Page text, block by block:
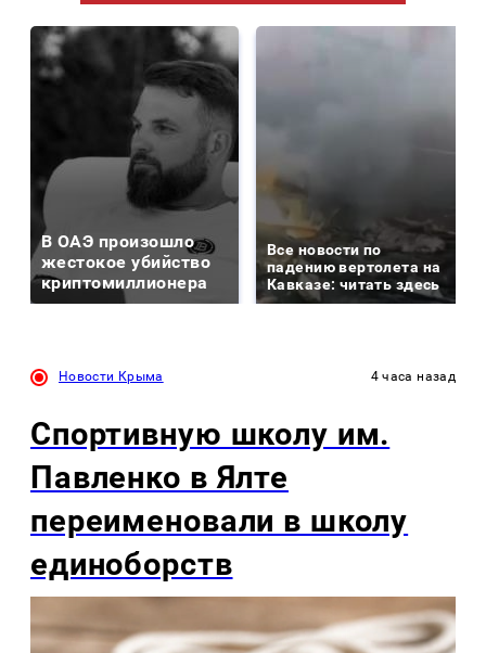
В ОАЭ произошло
жестокое убийство
криптомиллионера
Все новости по
падению вертолета на
Кавказе: читать здесь
Новости Крыма 4 часа назад
Спортивную школу им.
Павленко в Ялте
переименовали в школу
единоборств